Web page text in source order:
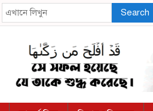
Search